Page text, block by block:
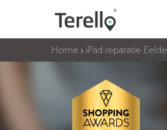
Home iPad reparatie Eelde